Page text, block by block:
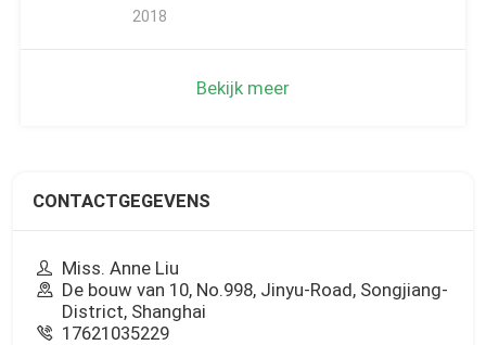
2018
Bekijk meer
CONTACTGEGEVENS
Miss. Anne Liu
De bouw van 10, No.998, Jinyu-Road, Songjiang-
District, Shanghai
17621035229